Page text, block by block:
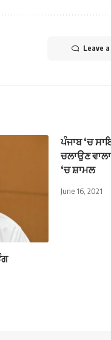
Leave
ਪੰਜਾਬ ‘ਚ
ਚਲਾਉਣ
‘ਚ ਸ਼ਾਮਲ
June 16, 2021